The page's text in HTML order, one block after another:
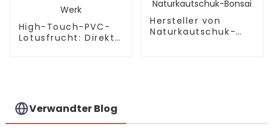
High-Touch-PVC-
Lotusfrucht: Direkt
Hersteller von
Naturkautschuk-
Verwandter Blog